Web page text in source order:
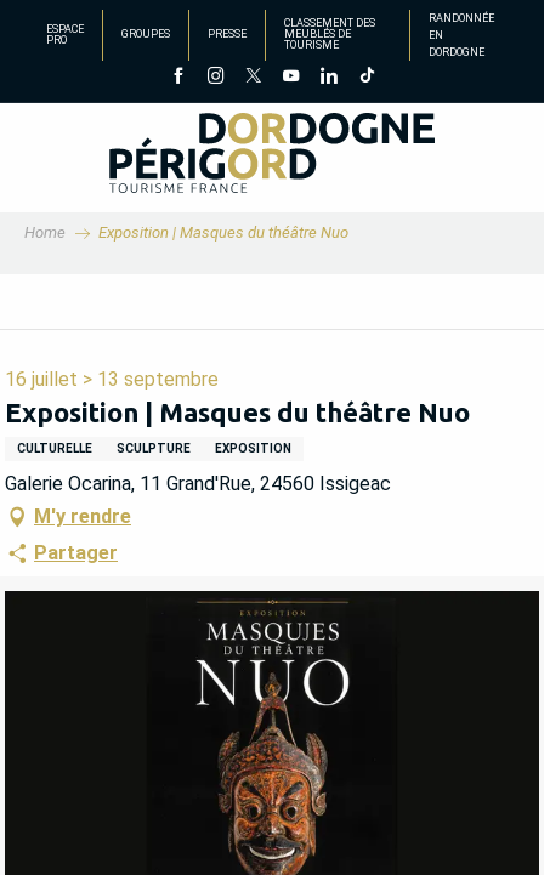
principal
ESPACE
PRO
GROUPES PRESSE
CLASSEMENT DES
MEUBLÉS DE
TOURISME
RANDONNÉE
EN
DORDOGNE
Home Exposition | Masques du théâtre Nuo
16 juillet > 13 septembre
Exposition | Masques du théâtre Nuo
CULTURELLE SCULPTURE EXPOSITION
Galerie Ocarina, 11 Grand'Rue, 24560 Issigeac
M'y rendre
Partager